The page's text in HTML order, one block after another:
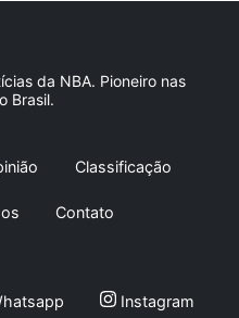
da NBA. Pioneiro nas
Brasil.
Classificação
Contato
Instagram